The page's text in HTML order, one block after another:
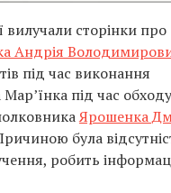
вилучали сторінки про
Андрія
під час виконання
під час обходу
Ярошенка
була
робить